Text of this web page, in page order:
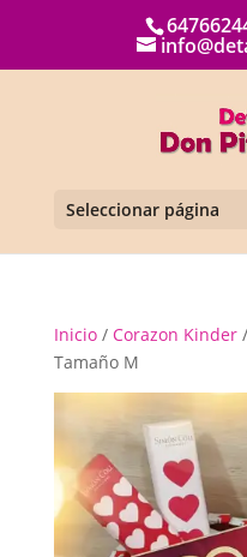
Seleccionar página
Inicio/ Corazon Kinder/
Tamaño M